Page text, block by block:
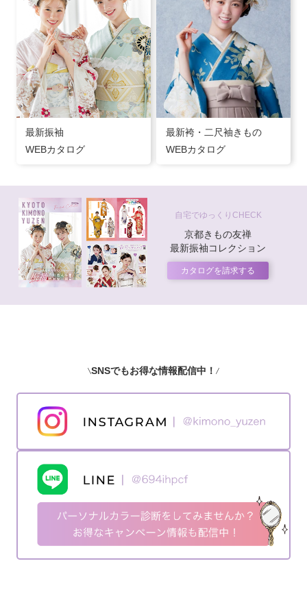
最新振袖
WEBカタログ
最新袴・二尺袖きもの
WEBカタログ
自宅でゆっくりCHECK
京都きもの友禅
最新振袖コレクション
カタログを請求する
SNSでもお得な情報配信中！